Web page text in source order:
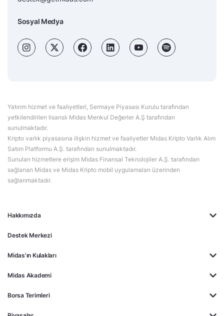
Hakkımızda
Destek Merkezi
Midas'ın Kulakları
Midas Akademi
Borsa Terimleri
Sosyal Medya
Yatırım hizmet ve faaliyetleri, Sermaye Piyasası Kurulu tarafından
yetkilendirilen lisanslı Midas Menkul Değerler A.Ş tarafından
sunulmaktadır.
Kripto varlık piyasasına ilişkin hizmet ve faaliyetler Midas Kripto Varlık Alım
Satım Platformu A.Ş. tarafından sunulmaktadır.
Sunulan hizmetlere erişim Midas Finansal Teknolojiler A.Ş. tarafından
sağlanan Midas ve Midas Kripto mobil uygulamaları üzerinden
sağlanmaktadır.